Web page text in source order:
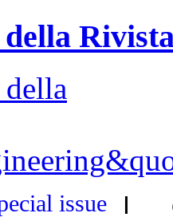
della
I